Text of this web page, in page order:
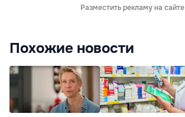
Разместить рекламу на сайте
Похожие новости